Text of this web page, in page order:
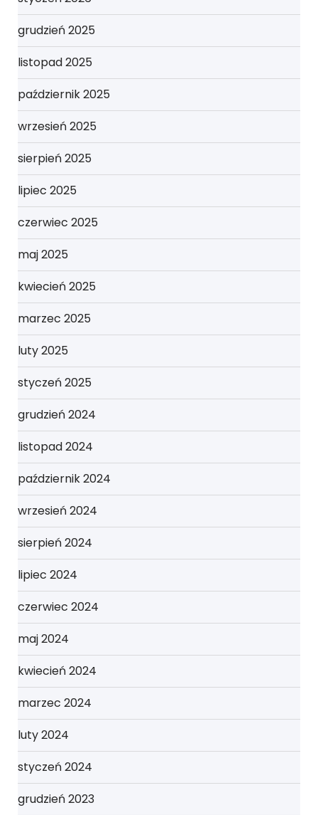
grudzień 2025
listopad 2025
październik 2025
wrzesień 2025
sierpień 2025
lipiec 2025
czerwiec 2025
maj 2025
kwiecień 2025
marzec 2025
luty 2025
styczeń 2025
grudzień 2024
listopad 2024
październik 2024
wrzesień 2024
sierpień 2024
lipiec 2024
czerwiec 2024
maj 2024
kwiecień 2024
marzec 2024
luty 2024
styczeń 2024
grudzień 2023